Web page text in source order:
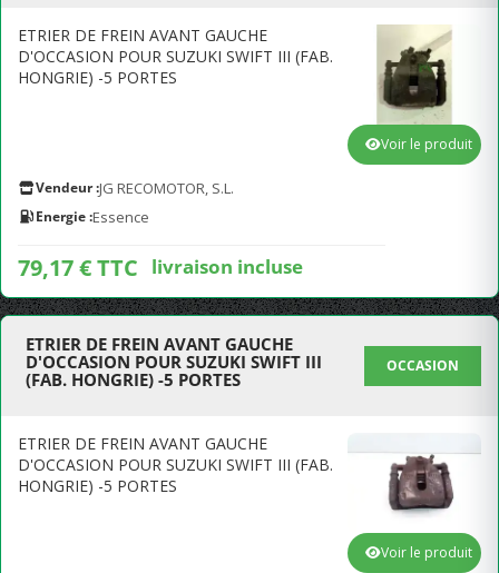
ETRIER DE FREIN AVANT GAUCHE
D'OCCASION POUR SUZUKI SWIFT III (FAB.
HONGRIE) -5 PORTES
Vendeur :JG RECOMOTOR, S.L.
Energie :Essence
79,17 € TTC livraison incluse
Voir le produit
ETRIER DE FREIN AVANT GAUCHE
D'OCCASION POUR SUZUKI SWIFT III
(FAB. HONGRIE) -5 PORTES
OCCASION
ETRIER DE FREIN AVANT GAUCHE
D'OCCASION POUR SUZUKI SWIFT III (FAB.
HONGRIE) -5 PORTES
Voir le produit